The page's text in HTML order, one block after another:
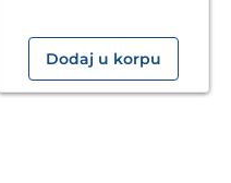
Dodaj u korpu